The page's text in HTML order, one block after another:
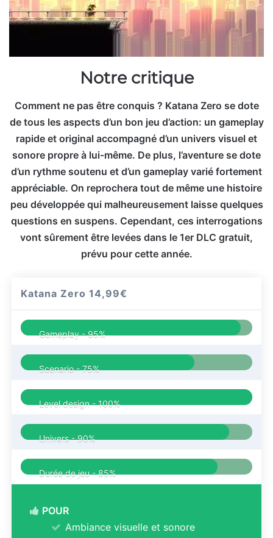
Notre critique
Comment ne pas être conquis ? Katana Zero se dote
de tous les aspects d’un bon jeu d’action: un gameplay
rapide et original accompagné d’un univers visuel et
sonore propre à lui-même. De plus, l’aventure se dote
d’un rythme soutenu et d’un gameplay varié fortement
appréciable. On reprochera tout de même une histoire
peu développée qui malheureusement laisse quelques
questions en suspens. Cependant, ces interrogations
vont sûrement être levées dans le 1er DLC gratuit,
prévu pour cette année.
Katana Zero14,99€
Gameplay -95%
Scenario -75%
Level design -100%
Univers -90%
Durée de jeu -85%
POUR
Ambiance visuelle et sonore